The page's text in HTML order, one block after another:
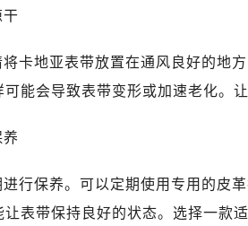
干
卡地亚表带放置在通风良好的地
能会导致表带变形或加速老化。
养
行保养。可以定期使用专用的皮
表带保持良好的状态。选择一款